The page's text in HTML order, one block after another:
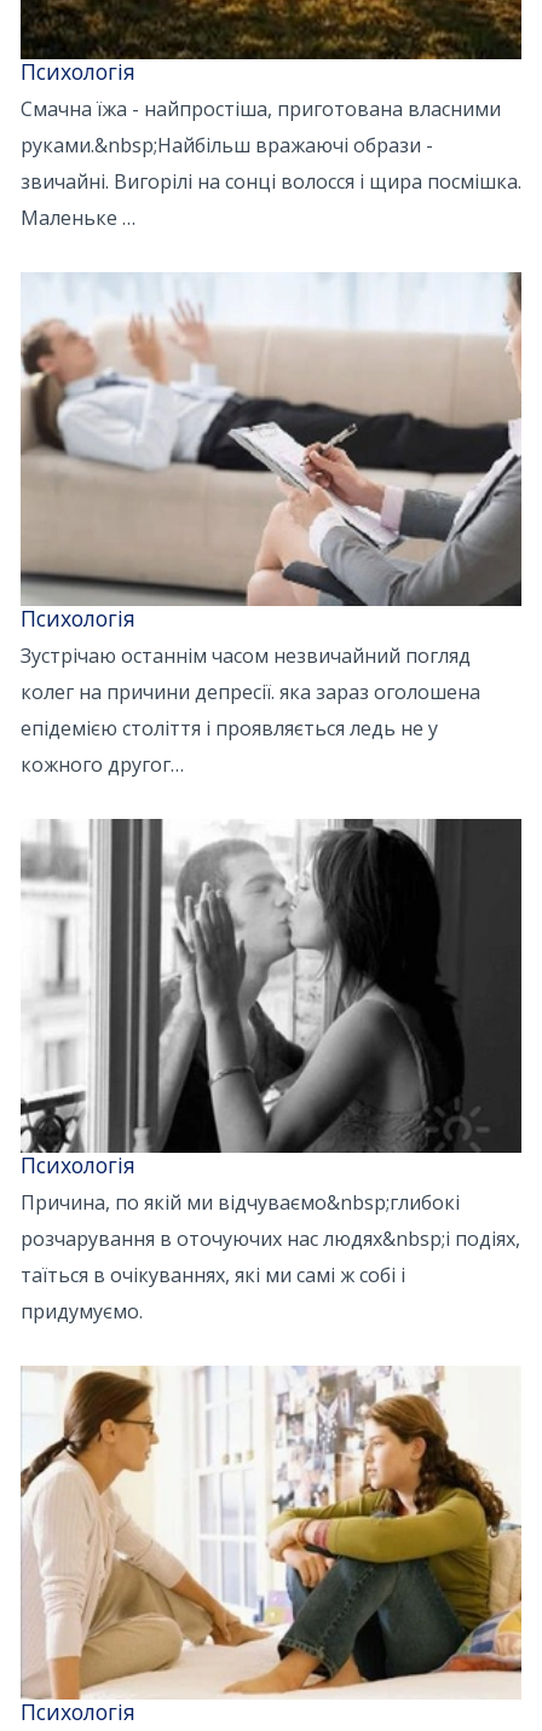
Психологія
Смачна їжа - найпростіша, приготована власними
руками.&nbsp;Найбільш вражаючі образи -
звичайні. Вигорілі на сонці волосся і щира посмішка.
Маленьке …
Психологія
Зустрічаю останнім часом незвичайний погляд
колег на причини депресії. яка зараз оголошена
епідемією століття і проявляється ледь не у
кожного другог…
Психологія
Причина, по якій ми відчуваємо&nbsp;глибокі
розчарування в оточуючих нас людях&nbsp;і подіях,
таїться в очікуваннях, які ми самі ж собі і
придумуємо.
Психологія